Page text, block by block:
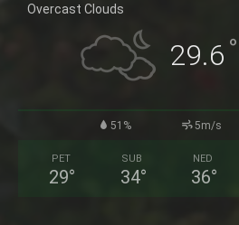
Overcast Clouds
29.6 °
51% 5m/s
PET
29°
SUB
34°
NED
36°